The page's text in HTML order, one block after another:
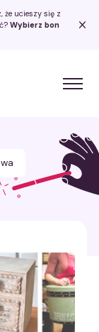
że ucieszy się z
Wybierz bon